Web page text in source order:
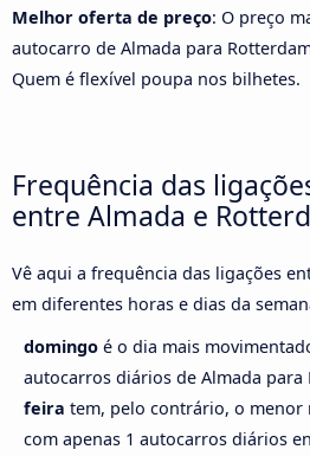
Melhor oferta de preço: O preço
autocarro de Almada para
Quem é flexível poupa nos bilhetes.
Frequência das
entre Almada e
Vê aqui a frequência das ligações
em diferentes horas e dias da
domingo é o dia mais
autocarros diários de Almada para
feira tem, pelo contrário, o menor
com apenas 1 autocarros diários